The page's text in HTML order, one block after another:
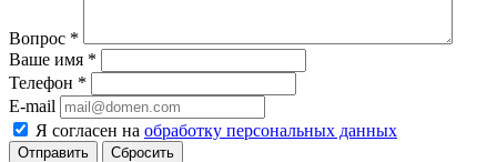
Вопрос *
Ваше имя *
Телефон *
E-mail
Я согласен на обработку персональных данных
Сбросить